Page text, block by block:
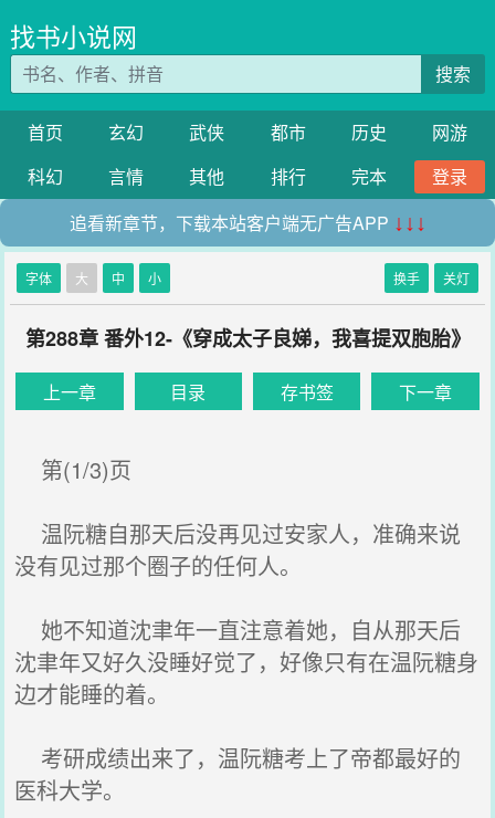
找书小说网
搜索
首页 玄幻 武侠 都市 历史
网游
科幻
言情 其他 排行 完本
登录
追看新章节，下载本站客户端无广告APP ↓↓↓
字体 大 中 小 换手 关灯
第288章 番外12-《穿成太子良娣，我喜提双胞胎》
上一章 目录 存书签 下一章
第(1/3)页
温阮糖自那天后没再见过安家人，准确来说
没有见过那个圈子的任何人。
她不知道沈聿年一直注意着她，自从那天后
沈聿年又好久没睡好觉了，好像只有在温阮糖身
边才能睡的着。
考研成绩出来了，温阮糖考上了帝都最好的
医科大学。